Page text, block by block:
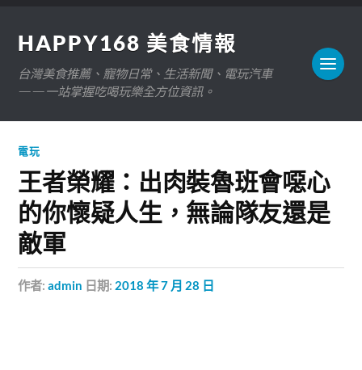
HAPPY168 美食情報
台灣美食推薦、寵物日常、生活新聞、電玩汽車
——一站掌握吃喝玩樂全方位資訊。
電玩
王者榮耀：出肉裝魯班會噁心
的你懷疑人生，無論隊友還是
敵軍
作者:admin 日期: 2018 年 7 月 28 日